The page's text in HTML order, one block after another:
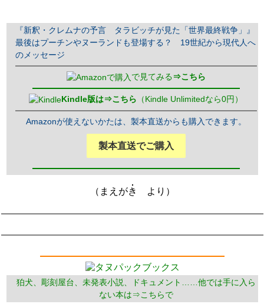
『新釈・クレムナの予言 タラビッチが見た「世界最終戦争」』
最後はプーチンやヌーランドも登場する？ 19世紀から現代人へ
のメッセージ
で見てみる ⇒こちら
Kindle版は⇒こちら （Kindle Unlimitedなら0円）
Amazonが使えないかたは、製本直送からも購入できます。
製本直送でご購入
（まえがき より）
狛犬、彫刻屋台、未発表小説、ドキュメント……他では手に入ら
ない本は⇒こちらで